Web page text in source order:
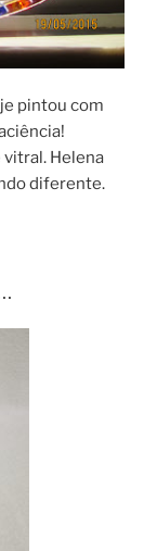
pintou com
Helena
diferente.